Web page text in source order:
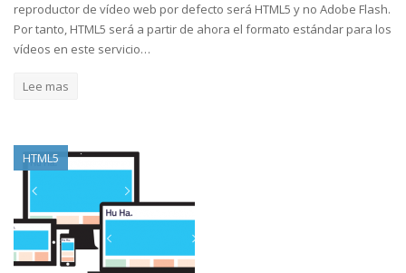
reproductor de vídeo web por defecto será HTML5 y no Adobe Flash.
Por tanto, HTML5 será a partir de ahora el formato estándar para los
vídeos en este servicio…
Lee mas
HTML5